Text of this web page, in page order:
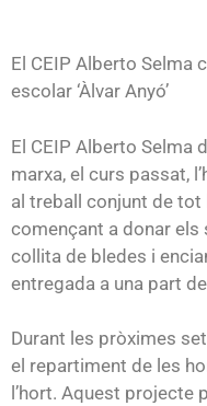
El CEIP Alberto Selma
escolar ‘Àlvar Anyó’
El CEIP Alberto Selma
marxa, el curs passat,
al treball conjunt de tot
començant a donar
collita de bledes i
entregada a una part
Durant les pròximes
el repartiment de les
l’hort. Aquest